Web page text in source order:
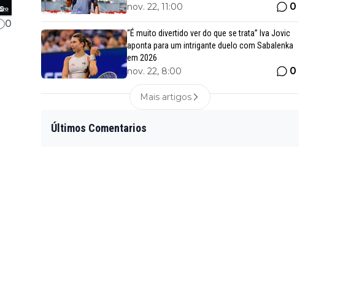
0
nov. 22, 11:00 0
“É muito divertido ver do que se trata” Iva Jovic
aponta para um intrigante duelo com Sabalenka
em 2026
nov. 22, 8:00 0
Mais artigos
Últimos Comentarios